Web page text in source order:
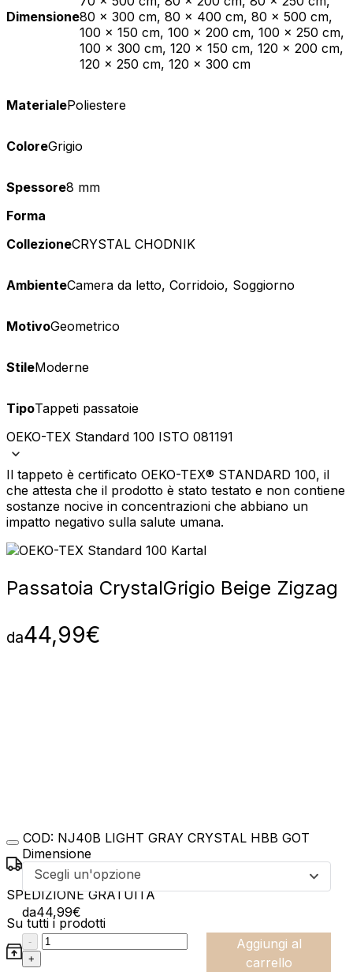
Dimensione80 x 300 cm, 80 x 400 cm, 80 x 500 cm,
100 x 150 cm, 100 x 200 cm, 100 x 250 cm,
100 x 300 cm, 120 x 150 cm, 120 x 200 cm,
120 x 250 cm, 120 x 300 cm
MaterialePoliestere
ColoreGrigio
Spessore8 mm
Forma
CollezioneCRYSTAL CHODNIK
AmbienteCamera da letto, Corridoio, Soggiorno
MotivoGeometrico
StileModerne
TipoTappeti passatoie
OEKO-TEX Standard 100 ISTO 081191
Il tappeto è certificato OEKO-TEX® STANDARD 100, il
che attesta che il prodotto è stato testato e non contiene
sostanze nocive in concentrazioni che abbiano un
impatto negativo sulla salute umana.
Passatoia CrystalGrigio Beige Zigzag
da44,99€
Dimensione
Scegli un'opzione
da44,99€
:product_name quantity
-
+
Aggiungi al
carrello
COD: NJ40B LIGHT GRAY CRYSTAL HBB GOT
SPEDIZIONE GRATUITA
Su tutti i prodotti